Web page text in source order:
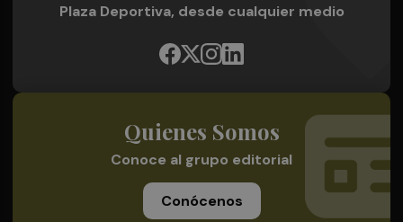
Plaza Deportiva, desde cualquier medio
Quienes Somos
Conoce al grupo editorial
Conócenos